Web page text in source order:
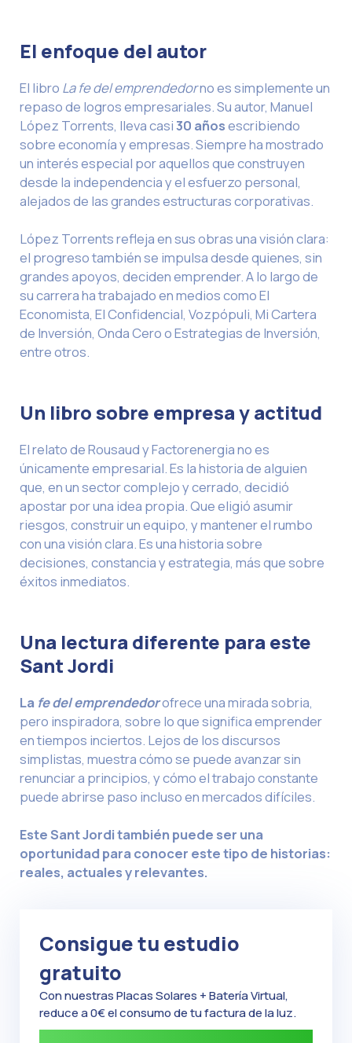
El enfoque del autor
El libro La fe del emprendedorno es simplemente un
repaso de logros empresariales. Su autor, Manuel
López Torrents, lleva casi30 añosescribiendo
sobre economía y empresas. Siempre ha mostrado
un interés especial por aquellos que construyen
desde la independencia y el esfuerzo personal,
alejados de las grandes estructuras corporativas.
López Torrents refleja en sus obras una visión clara:
el progreso también se impulsa desde quienes, sin
grandes apoyos, deciden emprender. A lo largo de
su carrera ha trabajado en medios como El
Economista, El Confidencial, Vozpópuli, Mi Cartera
de Inversión, Onda Cero o Estrategias de Inversión,
entre otros.
Un libro sobre empresa y actitud
El relato de Rousaud y Factorenergia no es
únicamente empresarial. Es la historia de alguien
que, en un sector complejo y cerrado, decidió
apostar por una idea propia. Que eligió asumir
riesgos, construir un equipo, y mantener el rumbo
con una visión clara. Es una historia sobre
decisiones, constancia y estrategia, más que sobre
éxitos inmediatos.
Una lectura diferente para este
Sant Jordi
La fe del emprendedorofrece una mirada sobria,
pero inspiradora, sobre lo que significa emprender
en tiempos inciertos. Lejos de los discursos
simplistas, muestra cómo se puede avanzar sin
renunciar a principios, y cómo el trabajo constante
puede abrirse paso incluso en mercados difíciles.
Este Sant Jordi también puede ser una
oportunidad para conocer este tipo de historias:
reales, actuales y relevantes.
Consigue tu estudio
gratuito
Con nuestras Placas Solares + Batería Virtual,
reduce a 0€ el consumo de tu factura de la luz.